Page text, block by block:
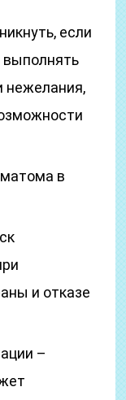
если
выполнять
нежелания,
в
и отказе
–